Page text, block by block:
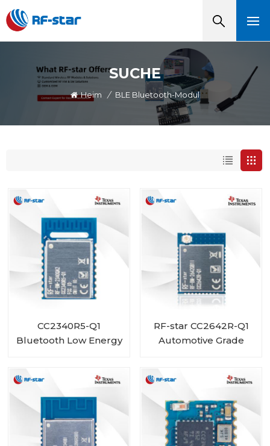
SUCHE
Heim / BLE Bluetooth-Modul
CC2340R5-Q1
Bluetooth Low Energy
RF-star CC2642R-Q1
Automotive Grade
Fahrzeuge